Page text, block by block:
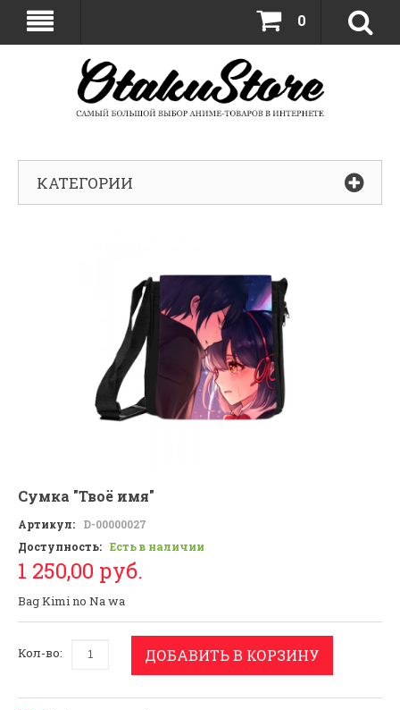
0
КАТЕГОРИИ
Сумка "Твоё имя"
Артикул:
D-00000027
Доступность: Есть в наличии
1 250,00 руб.
Bag Kimi no Na wa
Кол-во: ДОБАВИТЬ В КОРЗИНУ